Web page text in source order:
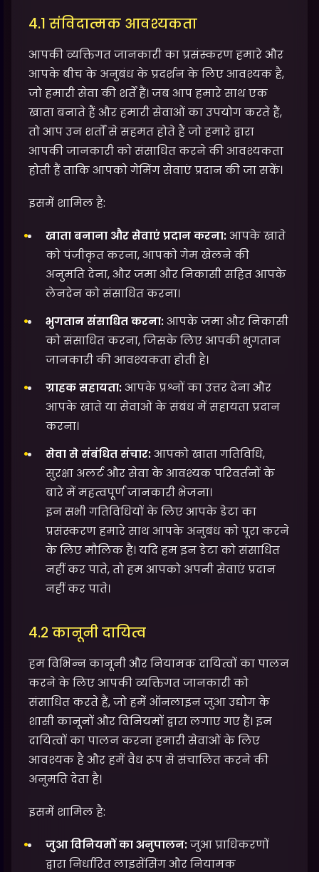
4.1 संविदात्मक आवश्यकता
आपकी व्यक्तिगत जानकारी का प्रसंस्करण हमारे और
आपके बीच के अनुबंध के प्रदर्शन के लिए आवश्यक है,
जो हमारी सेवा की शर्तें हैं। जब आप हमारे साथ एक
खाता बनाते हैं और हमारी सेवाओं का उपयोग करते हैं,
तो आप उन शर्तों से सहमत होते हैं जो हमारे द्वारा
आपकी जानकारी को संसाधित करने की आवश्यकता
होती हैं ताकि आपको गेमिंग सेवाएं प्रदान की जा सकें।
इसमें शामिल है:
खाता बनाना और सेवाएं प्रदान करना:आपके खाते
को पंजीकृत करना, आपको गेम खेलने की
अनुमति देना, और जमा और निकासी सहित आपके
लेनदेन को संसाधित करना।
भुगतान संसाधित करना:आपके जमा और निकासी
को संसाधित करना, जिसके लिए आपकी भुगतान
जानकारी की आवश्यकता होती है।
ग्राहक सहायता:आपके प्रश्नों का उत्तर देना और
आपके खाते या सेवाओं के संबंध में सहायता प्रदान
करना।
सेवा से संबंधित संचार:आपको खाता गतिविधि,
सुरक्षा अलर्ट और सेवा के आवश्यक परिवर्तनों के
बारे में महत्वपूर्ण जानकारी भेजना।
इन सभी गतिविधियों के लिए आपके डेटा का
प्रसंस्करण हमारे साथ आपके अनुबंध को पूरा करने
के लिए मौलिक है। यदि हम इन डेटा को संसाधित
नहीं कर पाते, तो हम आपको अपनी सेवाएं प्रदान
नहीं कर पाते।
4.2 कानूनी दायित्व
हम विभिन्न कानूनी और नियामक दायित्वों का पालन
करने के लिए आपकी व्यक्तिगत जानकारी को
संसाधित करते हैं, जो हमें ऑनलाइन जुआ उद्योग के
शासी कानूनों और विनियमों द्वारा लगाए गए हैं। इन
दायित्वों का पालन करना हमारी सेवाओं के लिए
आवश्यक है और हमें वैध रूप से संचालित करने की
अनुमति देता है।
इसमें शामिल है:
जुआ विनियमों का अनुपालन:जुआ प्राधिकरणों
द्वारा निर्धारित लाइसेंसिंग और नियामक